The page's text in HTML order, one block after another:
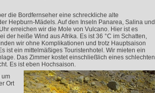
die Bordfernseher eine schreckliche alte
Hepburn-Mädels. Auf den Inseln Panarea, Salina und
erreichen wir die Mole von Vulcano. Hier ist es
der heiße Wind aus Afrika. Es ist 36 °C im Schatten,
wir ohne Komplikationen und trotz Hauptsaison
ist ein mittelmäßiges Touristenhotel. Wir mieten ein
Das Zimmer kostet einschließlich eines schlechten
Es ist eben Hochsaison.
um
Ort